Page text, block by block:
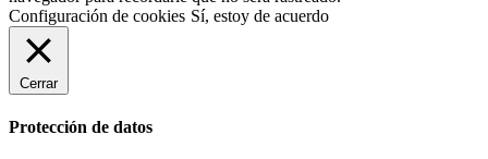
Configuración de cookies Sí, estoy de acuerdo
Cerrar
Protección de datos